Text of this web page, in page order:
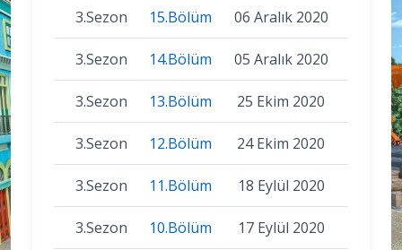
3.Sezon 15.Bölüm 06 Aralık 2020
3.Sezon 14.Bölüm 05 Aralık 2020
3.Sezon 13.Bölüm 25 Ekim 2020
3.Sezon 12.Bölüm 24 Ekim 2020
3.Sezon 11.Bölüm 18 Eylül 2020
3.Sezon 10.Bölüm 17 Eylül 2020